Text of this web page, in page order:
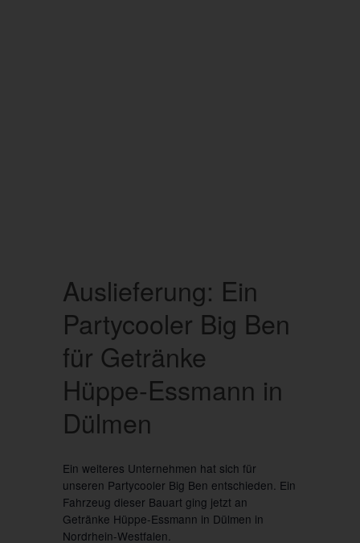
Auslieferung: Ein
Partycooler Big Ben
für Getränke
Hüppe-Essmann in
Dülmen
Ein weiteres Unternehmen hat sich für
unseren Partycooler Big Ben entschieden. Ein
Fahrzeug dieser Bauart ging jetzt an
Getränke Hüppe-Essmann in Dülmen in
Nordrhein-Westfalen.